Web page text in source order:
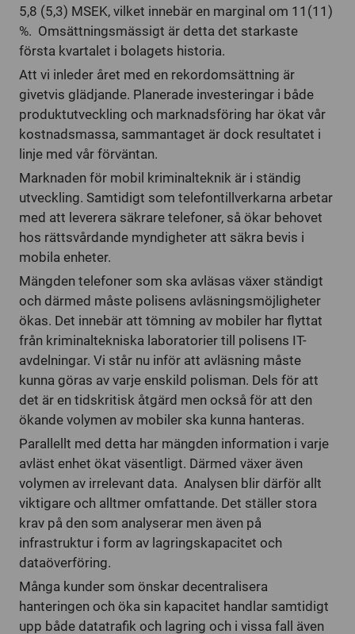
5,8 (5,3) MSEK, vilket innebär en marginal om 11(11)
%. Omsättningsmässigt är detta det starkaste
första kvartalet i bolagets historia.
Att vi inleder året med en rekordomsättning är
givetvis glädjande. Planerade investeringar i både
produktutveckling och marknadsföring har ökat vår
kostnadsmassa, sammantaget är dock resultatet i
linje med vår förväntan.
Marknaden för mobil kriminalteknik är i ständig
utveckling. Samtidigt som telefontillverkarna arbetar
med att leverera säkrare telefoner, så ökar behovet
hos rättsvårdande myndigheter att säkra bevis i
mobila enheter.
Mängden telefoner som ska avläsas växer ständigt
och därmed måste polisens avläsningsmöjligheter
ökas. Det innebär att tömning av mobiler har flyttat
från kriminaltekniska laboratorier till polisens IT-
avdelningar. Vi står nu inför att avläsning måste
kunna göras av varje enskild polisman. Dels för att
det är en tidskritisk åtgärd men också för att den
ökande volymen av mobiler ska kunna hanteras.
Parallellt med detta har mängden information i varje
avläst enhet ökat väsentligt. Därmed växer även
volymen av irrelevant data. Analysen blir därför allt
viktigare och alltmer omfattande. Det ställer stora
krav på den som analyserar men även på
infrastruktur i form av lagringskapacitet och
dataöverföring.
Många kunder som önskar decentralisera
hanteringen och öka sin kapacitet handlar samtidigt
upp både datatrafik och lagring och i vissa fall även